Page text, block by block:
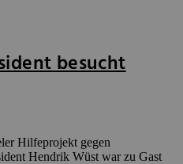
besucht
Hilfeprojekt gegen
Hendrik Wüst war zu Gast